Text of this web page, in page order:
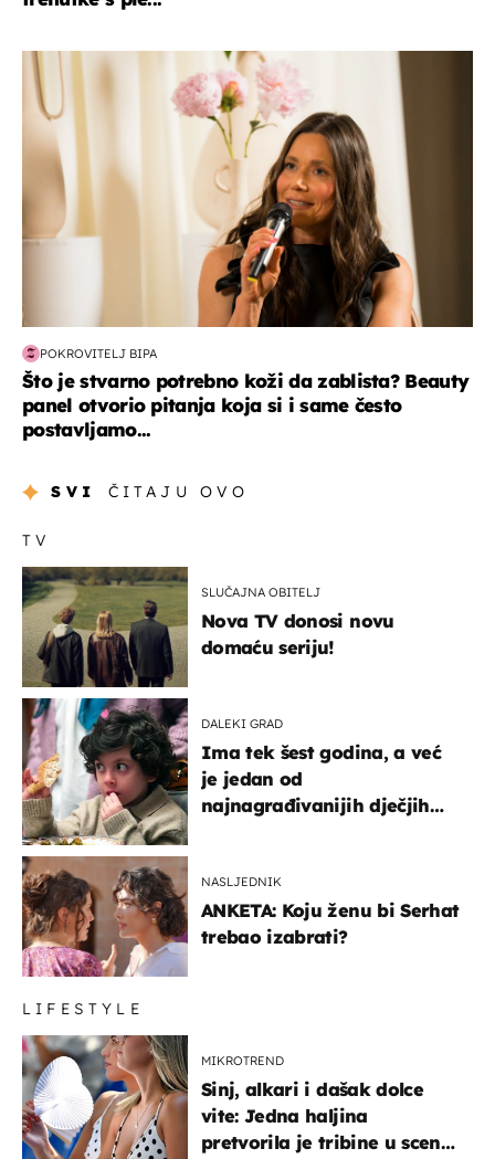
moda & ljepota
POKROVITELJ BIPA
Što je stvarno potrebno koži da zablista? Beauty
panel otvorio pitanja koja si i same često
postavljamo...
SVI ČITAJU OVO
TV
SLUČAJNA OBITELJ
Nova TV donosi novu
domaću seriju!
DALEKI GRAD
Ima tek šest godina, a već
je jedan od
najnagrađivanijih dječjih
NASLJEDNIK
ANKETA: Koju ženu bi Serhat
trebao izabrati?
LIFESTYLE
MIKROTREND
Sinj, alkari i dašak dolce
vite: Jedna haljina
pretvorila je tribine u scenu